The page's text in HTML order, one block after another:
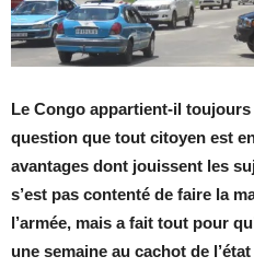
Le Congo ap­par­tient-il tou­jours
ques­tion que tout ci­toyen est
avan­tages dont jouissent les
s’est pas contenté de faire la
l’ar­mée, mais a fait tout pour
une se­maine au ca­chot de